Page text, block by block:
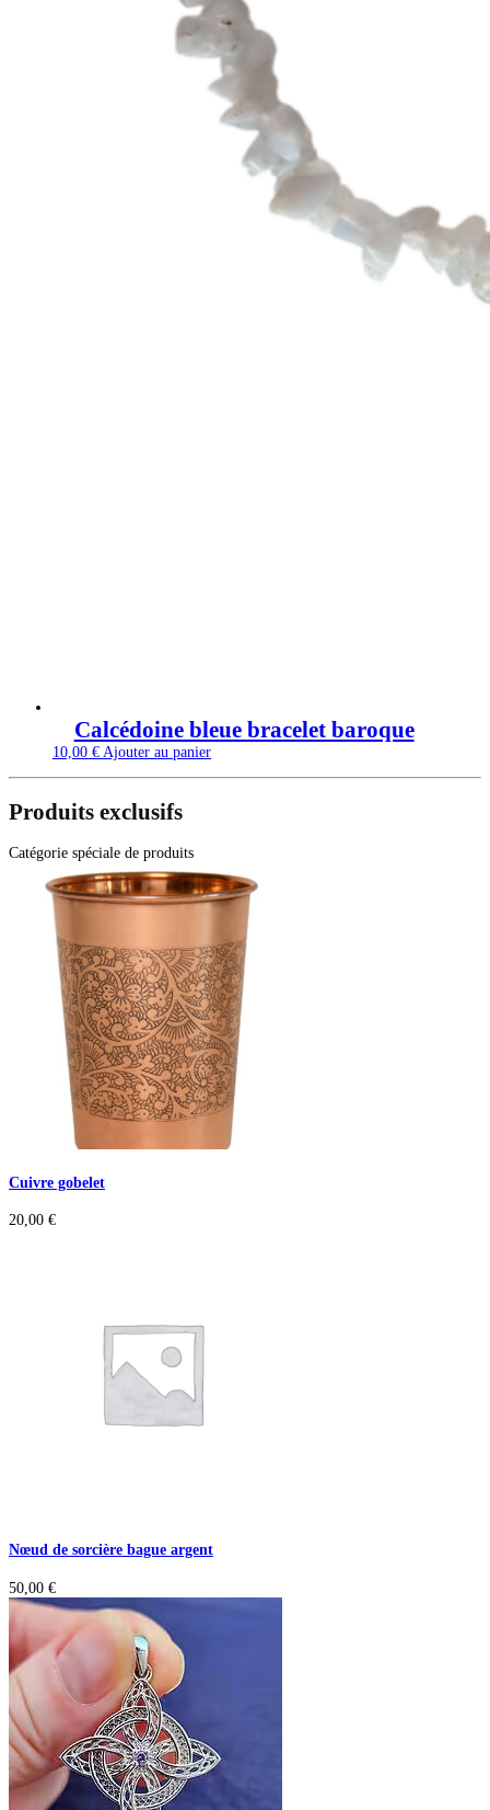
Calcédoine bleue bracelet baroque
10,00 € Ajouter au panier
Produits exclusifs
Catégorie spéciale de produits
Cuivre gobelet
20,00 €
Nœud de sorcière bague argent
50,00 €